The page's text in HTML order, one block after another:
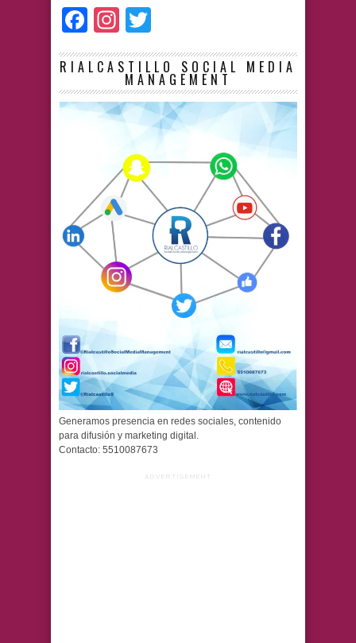
Facebook
Instagram
RIALCASTILLO SOCIAL MEDIA
MANAGEMENT
Generamos presencia en redes sociales, contenido
para difusión y marketing digital.
Contacto: 5510087673
ADVERTISEMENT